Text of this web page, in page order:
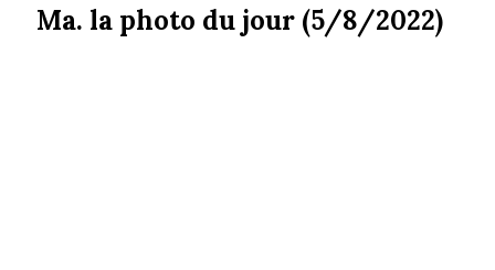
Ma. la photo du jour (5/8/2022)